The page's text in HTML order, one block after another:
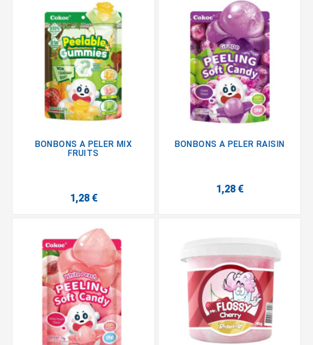
BONBONS A PELER MIX
FRUITS
1,28 €
BONBONS A PELER RAISIN
1,28 €